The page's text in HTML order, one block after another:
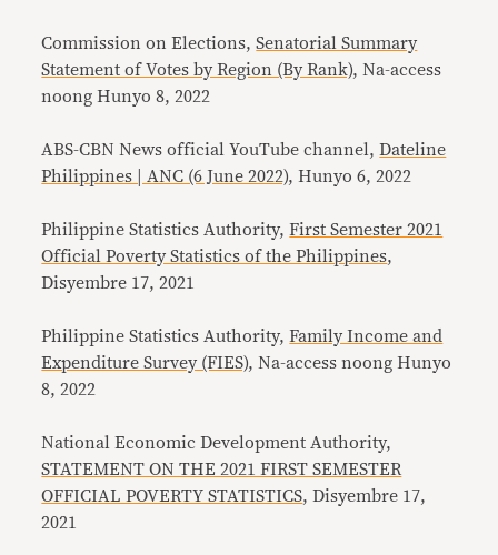
Commission on Elections,Senatorial Summary
Statement of Votes by Region (By Rank), Na-access
noong Hunyo 8, 2022
ABS-CBN News official YouTube channel,Dateline
Philippines | ANC (6 June 2022), Hunyo 6, 2022
Philippine Statistics Authority,First Semester 2021
Official Poverty Statistics of the Philippines,
Disyembre 17, 2021
Philippine Statistics Authority,Family Income and
Expenditure Survey (FIES), Na-access noong Hunyo
8, 2022
National Economic Development Authority,
STATEMENT ON THE 2021 FIRST SEMESTER
OFFICIAL POVERTY STATISTICS, Disyembre 17,
2021